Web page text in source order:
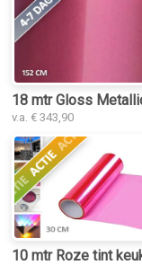
18 mtr Gloss
v.a. € 343,90
10 mtr Roze tint